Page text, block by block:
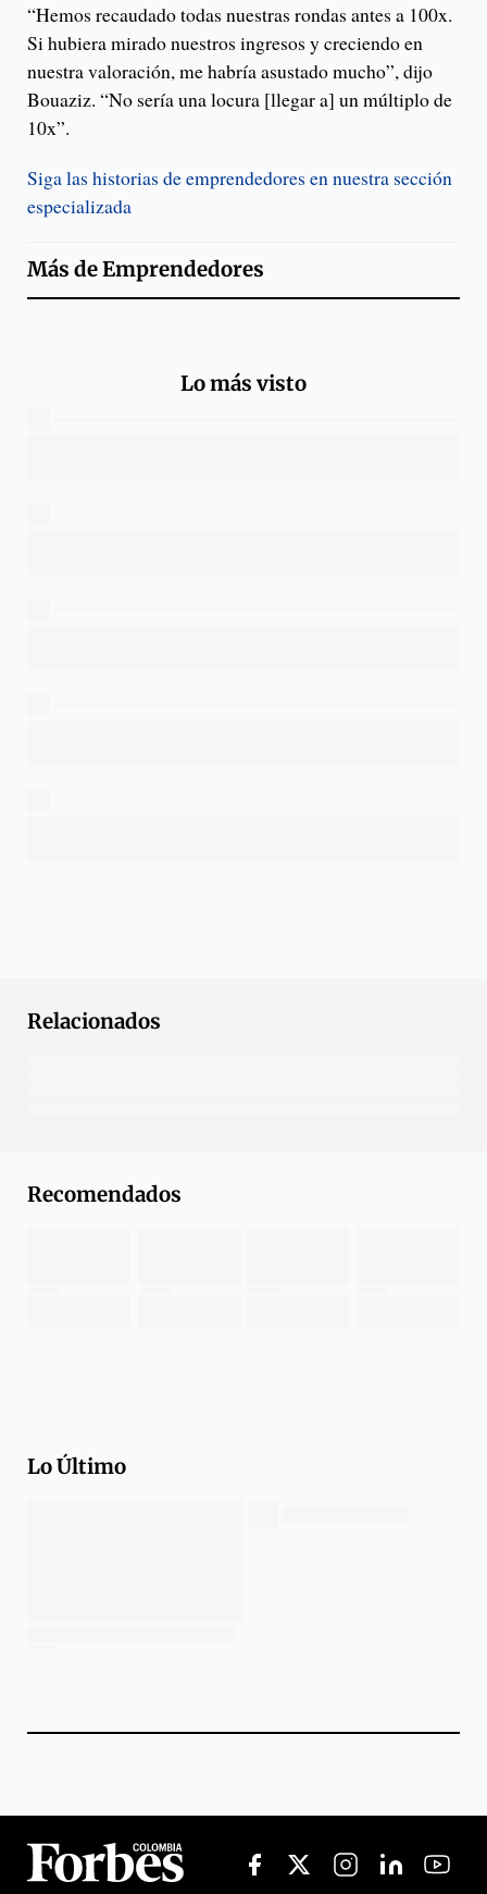
“Hemos recaudado todas nuestras rondas antes a 100x.
Si hubiera mirado nuestros ingresos y creciendo en
nuestra valoración, me habría asustado mucho”, dijo
Bouaziz. “No sería una locura [llegar a] un múltiplo de
10x”.
Siga las historias de emprendedores en nuestra sección
especializada
Más deEmprendedores
Lo más visto
Relacionados
Recomendados
Lo Último